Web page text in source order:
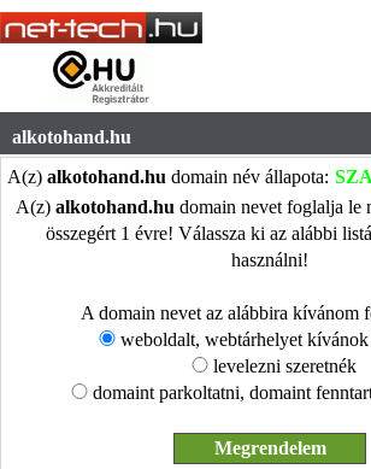
alkotohand.hu
A(z) alkotohand.hu domain név állapota:
A(z) alkotohand.hu domain nevet foglalja le
összegért 1 évre! Válassza ki az alábbi
használni!
A domain nevet az alábbira kívánom
weboldalt, webtárhelyet
levelezni szeretnék
domaint parkoltatni, domaint